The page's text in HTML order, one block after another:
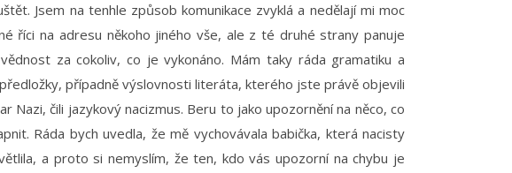
Jsem na tenhle způsob komunikace zvyklá a nedělají mi moc
říci na adresu někoho jiného vše, ale z té druhé strany panuje
za cokoliv, co je vykonáno. Mám taky ráda gramatiku a
případně výslovnosti literáta, kterého jste právě objevili
Nazi, čili jazykový nacizmus. Beru to jako upozornění na něco, co
Ráda bych uvedla, že mě vychovávala babička, která nacisty
a proto si nemyslím, že ten, kdo vás upozorní na chybu je